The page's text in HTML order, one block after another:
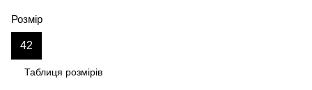
Розмір
42
Таблиця розмірів